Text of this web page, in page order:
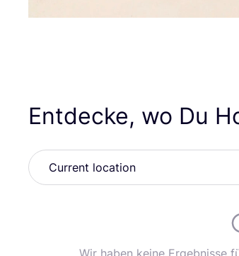
Entdecke, wo Du
Wir haben keine Ergebnisse